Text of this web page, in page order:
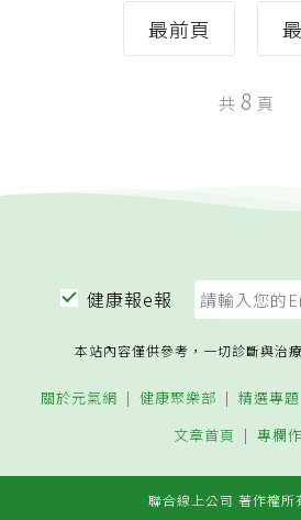
最前頁
共 8 頁
健康報e報
本站內容僅供參考，一切診斷與治
關於元氣網 健康聚樂部 精選專題
文章首頁
專欄
聯合線上公司 著作權所